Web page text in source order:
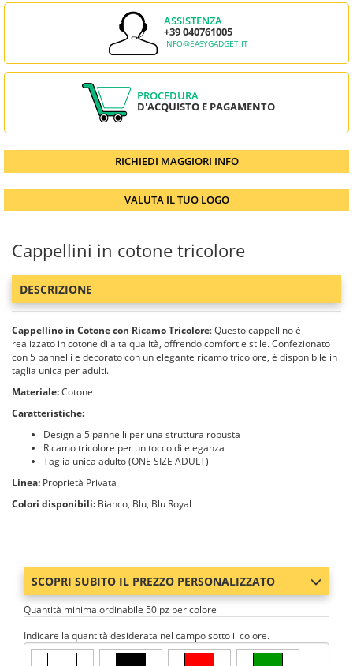
ASSISTENZA
+39 040761005
INFO@EASYGADGET.IT
PROCEDURA
D'ACQUISTO E PAGAMENTO
RICHIEDI MAGGIORI INFO
VALUTA IL TUO LOGO
Cappellini in cotone tricolore
DESCRIZIONE
Cappellino in Cotone con Ricamo Tricolore: Questo cappellino è
realizzato in cotone di alta qualità, offrendo comfort e stile. Confezionato
con 5 pannelli e decorato con un elegante ricamo tricolore, è disponibile in
taglia unica per adulti.
Materiale:Cotone
Caratteristiche:
Design a 5 pannelli per una struttura robusta
Ricamo tricolore per un tocco di eleganza
Taglia unica adulto (ONE SIZE ADULT)
Linea: Proprietà Privata
Colori disponibili: Bianco, Blu, Blu Royal
SCOPRI SUBITO IL PREZZO PERSONALIZZATO
Quantità minima ordinabile 50 pz per colore
Indicare la quantità desiderata nel campo sotto il colore.